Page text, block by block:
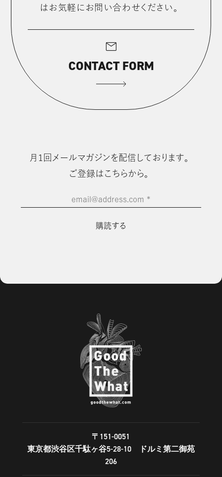
はお気軽にお問い合わせください。
mail
CONTACT FORM
⽉1回メールマガジンを配信しております。
ご登録はこちらから。
email@address.com
*
〒151-0051
東京都渋谷区千駄ヶ谷5-28-10 ドルミ第二御苑
206